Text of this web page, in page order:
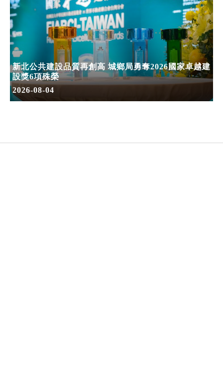
新北公共建設品質再創高 城鄉局勇奪2026國家卓越建
設獎6項殊榮
2026-08-04